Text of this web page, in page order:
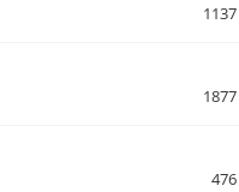
1137
1877
476